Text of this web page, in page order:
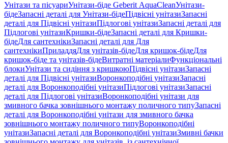
Унітази та пісуариУнітази-біде Geberit AquaCleanУнітази-
бідеЗапасні деталі для Унітази-бідеПідвісні унітазиЗапасні
деталі для Підвісні унітазиПідлогові унітазиЗапасні деталі для
Підлогові унітазиКришки-бідеЗапасні деталі для Кришки-
бідеДля сантехнікиЗапасні деталі для Для
сантехнікиПриладдяДля унітазів-бідеДля кришок-бідеДля
кришок-біде та унітазів-бідеВитратні матеріалиФункціональні
блокиУнітази та сидіння з кришкоюПідвісні унітазиЗапасні
деталі для Підвісні унітазиВоронкоподібні унітазиЗапасні
деталі для Воронкоподібні унітазиПідлогові унітазиЗапасні
деталі для Підлогові унітазиВоронкоподібні унітази для
змивного бачка зовнішнього монтажу поличного типуЗапасні
деталі для Воронкоподібні унітази для змивного бачка
зовнішнього монтажу поличного типуВоронкоподібні
унітазиЗапасні деталі для Воронкоподібні унітазиЗмивні бачки